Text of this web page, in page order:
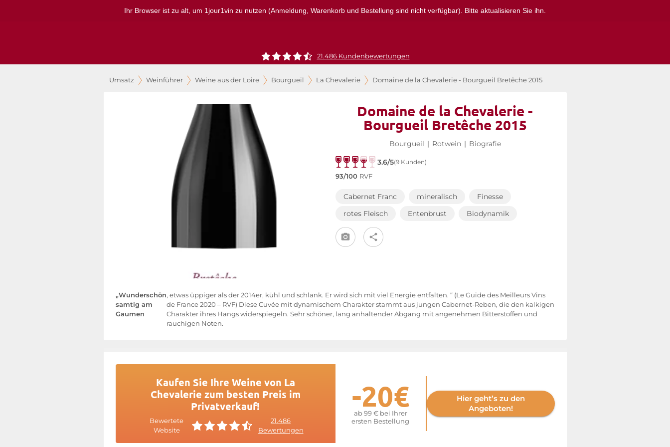
Ihr Browser ist zu alt, um 1jour1vin zu nutzen (Anmeldung, Warenkorb und Bestellung sind nicht verfügbar). Bitte aktualisieren Sie ihn.
21.486 Kundenbewertungen
Umsatz Weinführer Weine aus der Loire Bourgueil La Chevalerie Domaine de la Chevalerie - Bourgueil Bretêche 2015
Domaine de la Chevalerie -
Bourgueil Bretêche 2015
Bourgueil | Rotwein | Biografie
3.6/5(9 Kunden)
93/100 RVF
Cabernet Franc mineralisch
Finesse
rotes Fleisch
Entenbrust Biodynamik
„Wunderschön
samtig am
Gaumen
, etwas üppiger als der 2014er, kühl und schlank. Er wird sich mit viel Energie entfalten. “ (Le Guide des Meilleurs Vins
de France 2020 – RVF) Diese Cuvée mit dynamischem Charakter stammt aus jungen Cabernet-Reben, die den kalkigen
Charakter ihres Hangs widerspiegeln. Sehr schöner, lang anhaltender Abgang mit angenehmen Bitterstoffen und
rauchigen Noten.
Kaufen Sie Ihre Weine von La
Chevalerie zum besten Preis im
Privatverkauf!
Bewertete
Website
21.486
Bewertungen
-20€
ab 99 € bei Ihrer
ersten Bestellung
Hier geht’s zu den
Angeboten!